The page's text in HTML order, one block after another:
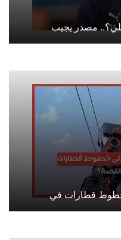
مصدر يجيب
خطوط قطارات في